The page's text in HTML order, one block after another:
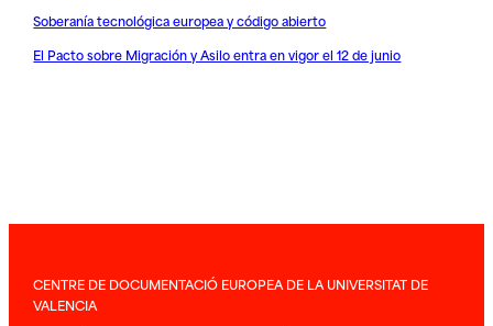
Soberanía tecnológica europea y código abierto
El Pacto sobre Migración y Asilo entra en vigor el 12 de junio
CENTRE DE DOCUMENTACIÓ EUROPEA DE LA UNIVERSITAT DE
VALENCIA